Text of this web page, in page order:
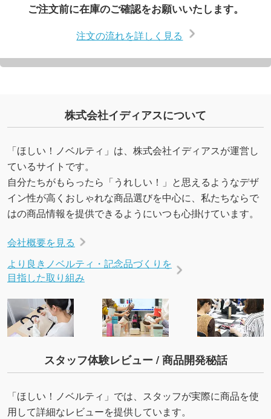
ご注文前に在庫のご確認をお願いいたします。
注文の流れを詳しく見る
株式会社イディアスについて
「ほしい！ノベルティ」は、株式会社イディアスが運営し
ているサイトです。
自分たちがもらったら「うれしい！」と思えるようなデザ
イン性が高くおしゃれな商品選びを中心に、私たちならで
はの商品情報を提供できるようにいつも心掛けています。
会社概要を見る
より良きノベルティ・記念品づくりを
目指した取り組み
スタッフ体験レビュー / 商品開発秘話
「ほしい！ノベルティ」では、スタッフが実際に商品を使
用して詳細なレビューを提供しています。